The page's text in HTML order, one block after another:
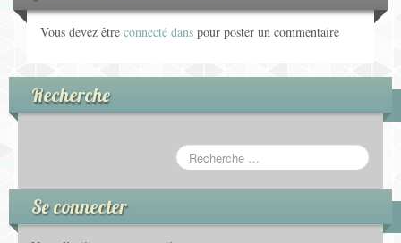
Vous devez être connecté dans pour poster un commentaire
Recherche
Se connecter